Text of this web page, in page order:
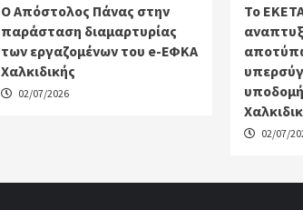
Ο Απόστολος Πάνας στην
παράσταση διαμαρτυρίας
των εργαζομένων του e-ΕΦΚΑ
Χαλκιδικής
02/07/2026
Το
02/07/